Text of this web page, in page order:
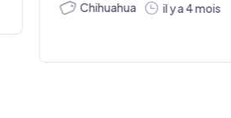
Chihuahua
il y a 4 mois